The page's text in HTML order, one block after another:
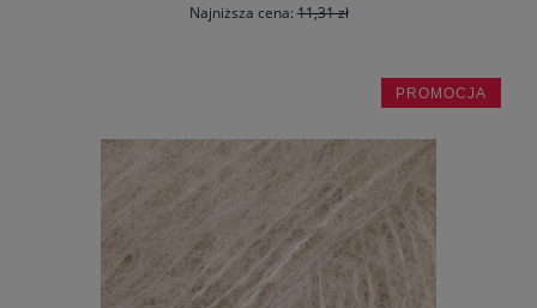
Najniższa cena:11,31 zł
powiadom o dostępności
PROMOCJA